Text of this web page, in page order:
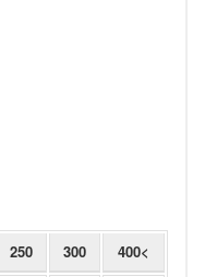
250 300 400<